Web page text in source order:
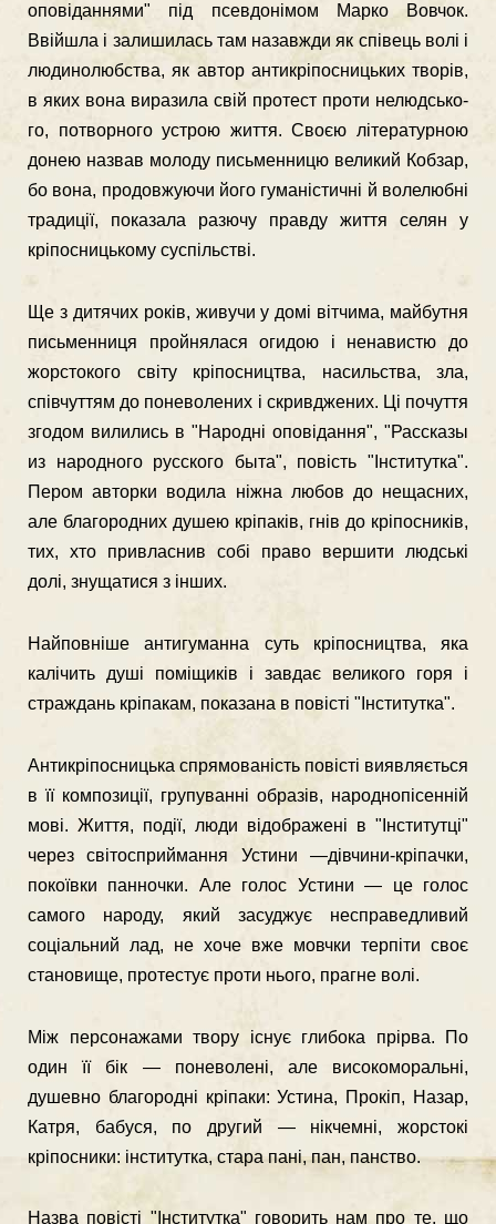
оповіданнями" під псевдонімом Марко Вовчок.
Ввійшла і зали­шилась там назавжди як співець волі і
людинолюбства, як автор антикріпосницьких творів,
в яких вона виразила свій протест проти нелюдсько­
го, потворного устрою життя. Своєю літературною
донею назвав молоду пись­менницю великий Кобзар,
бо вона, продовжуючи його гуманістичні й волелюбні
традиції, показала разючу правду життя селян у
кріпосницькому суспільстві.
Ще з дитячих років, живучи у домі вітчима, майбутня
письменниця прой­нялася огидою і ненавистю до
жорстокого світу кріпосництва, насильства, зла,
співчуттям до поневолених і скривджених. Ці почуття
згодом вилились в "Народні оповідання", "Рассказы
из народного русского быта", повість "Інститутка".
Пером авторки водила ніжна любов до нещасних,
але благород­них душею кріпаків, гнів до кріпосників,
тих, хто привласнив собі право вер­шити людські
долі, знущатися з інших.
Найповніше антигуманна суть кріпосництва, яка
калічить душі поміщиків і завдає великого горя і
страждань кріпакам, показана в повісті "Інститутка".
Антикріпосницька спрямованість повісті виявляється
в її композиції, групуванні образів, народнопісенній
мові. Життя, події, люди відображені в "Інститутці"
через світосприймання Устини —дівчини-кріпачки,
покоївки пан­ночки. Але голос Устини — це голос
самого народу, який засуджує несправед­ливий
соціальний лад, не хоче вже мовчки терпіти своє
становище, протестує проти нього, прагне волі.
Між персонажами твору існує глибока прірва. По
один її бік — поневолені, але високоморальні,
душевно благородні кріпаки: Устина, Прокіп, Назар,
Катря, бабуся, по другий — нікчемні, жорстокі
кріпосники: інститутка, стара пані, пан, панство.
Назва повісті "Інститутка" говорить нам про те, що